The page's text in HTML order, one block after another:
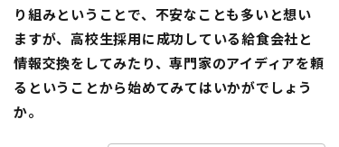
り組みということで、不安なことも多いと想い
ますが、高校生採用に成功している給食会社と
情報交換をしてみたり、専門家のアイディアを頼
るということから始めてみてはいかがでしょう
か。